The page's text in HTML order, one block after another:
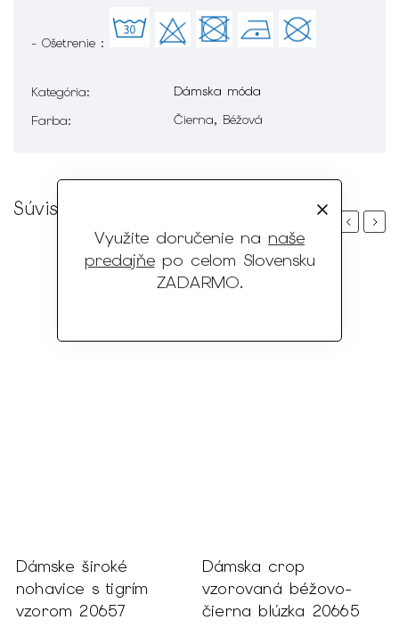
Využite doručenie na naše
predajňepo celom Slovensku
ZADARMO.
- Ošetrenie :
Kategória:
Dámska móda
Farba: Čierna, Béžová
Súvisiaci tovar
Previous
Dámske široké
nohavice s tigrím
vzorom 20657
Dámska crop
vzorovaná béžovo-
čierna blúzka 20665
Next